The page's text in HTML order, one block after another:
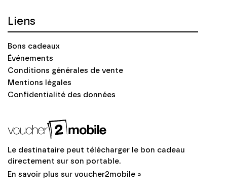
Liens
Bons cadeaux
Événements
Conditions générales de vente
Mentions légales
Confidentialité des données
Le destinataire peut télécharger le bon cadeau
directement sur son portable.
En savoir plus sur voucher2mobile »